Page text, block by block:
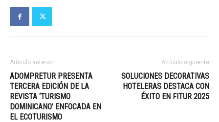
Artículo anterior
ADOMPRETUR PRESENTA
TERCERA EDICIÓN DE LA
REVISTA ‘TURISMO
DOMINICANO’ ENFOCADA EN
EL ECOTURISMO
Artículo siguiente
SOLUCIONES DECORATIVAS
HOTELERAS DESTACA CON
ÉXITO EN FITUR 2025